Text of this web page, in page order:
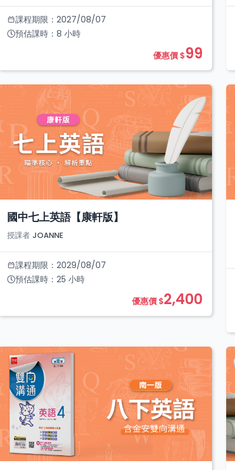
課程期限： 2027/08/07
預估課時： 8 小時
優惠價 $99
國中七上英語【康軒版】
授課者 JOANNE
課程期限： 2029/08/07
預估課時： 25 小時
優惠價 $2,400